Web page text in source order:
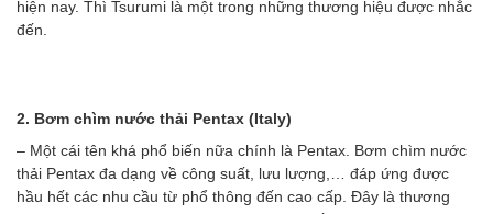
hiện nay. Thì Tsurumi là một trong những thương hiệu được nhắc
đến.
2. Bơm chìm nước thải Pentax (Italy)
– Một cái tên khá phổ biến nữa chính là Pentax. Bơm chìm nước
thải Pentax đa dạng về công suất, lưu lượng,… đáp ứng được
hầu hết các nhu cầu từ phổ thông đến cao cấp. Đây là thương